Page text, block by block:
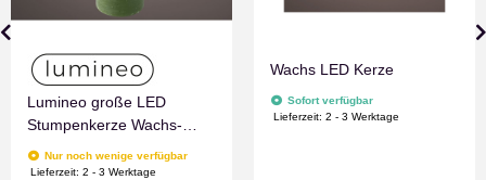
Lumineo große LED
Stumpenkerze Wachs-
Optik Grün mit Timer
Flammen Effect für
Nur noch wenige verfügbar
Lieferzeit:2 - 3 Werktage
Wachs LED Kerze
Sofort verfügbar
Lieferzeit:2 - 3 Werktage